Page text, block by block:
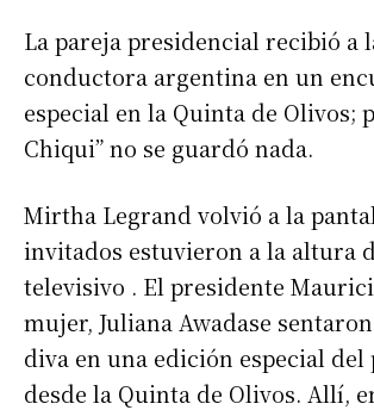
La pareja presidencial recibió a
conductora argentina en un
especial en la Quinta de Olivos;
Chiqui” no se guardó nada.
Mirtha Legrand volvió a la
invitados estuvieron a la altura
televisivo . El presidente
mujer, Juliana Awadase
diva en una edición especial del
desde la Quinta de Olivos. Allí,